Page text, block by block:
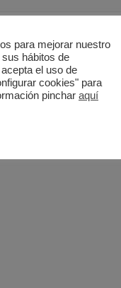
para mejorar nuestro
hábitos de
el uso de
cookies" para
pinchar aquí